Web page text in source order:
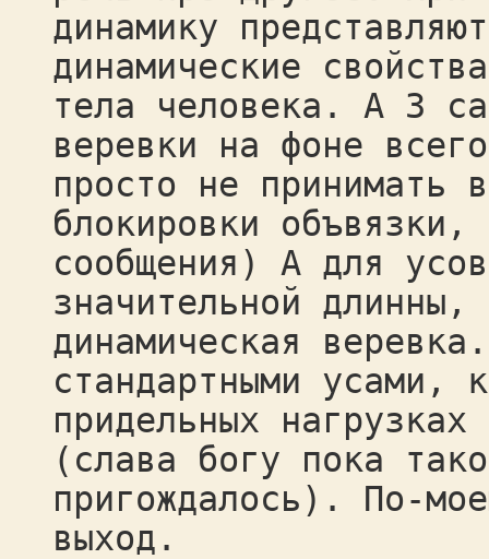
динамику
динамические
тела человека. А 3
веревки на фоне
просто не принимать
блокировки
сообщения) А для
значительной
динамическая
стандартными усами,
придельных
(слава богу пока
пригождалось). По-
выход.